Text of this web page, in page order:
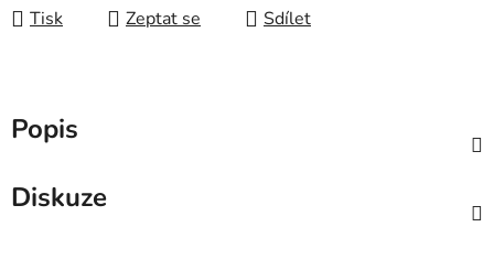
Tisk Zeptat se Sdílet
Popis
Diskuze